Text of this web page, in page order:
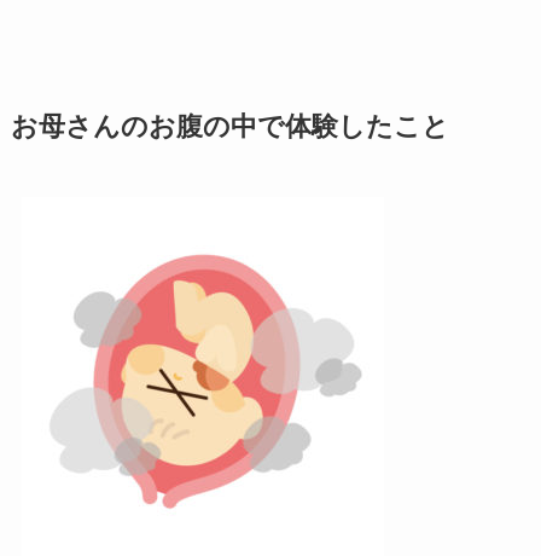
お母さんのお腹の中で体験したこと